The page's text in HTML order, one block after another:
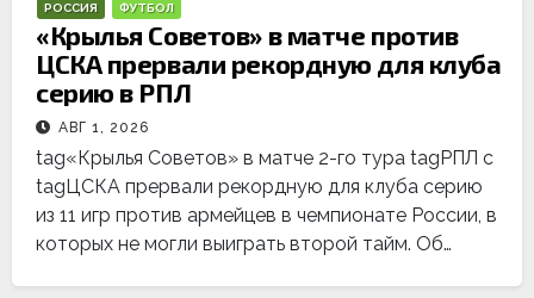
РОССИЯ ФУТБОЛ
«Крылья Советов» в матче против
ЦСКА прервали рекордную для клуба
серию в РПЛ
АВГ 1, 2026
tag«Крылья Советов» в матче 2-го тура tagРПЛ с
tagЦСКА прервали рекордную для клуба серию
из 11 игр против армейцев в чемпионате России, в
которых не могли выиграть второй тайм. Об…